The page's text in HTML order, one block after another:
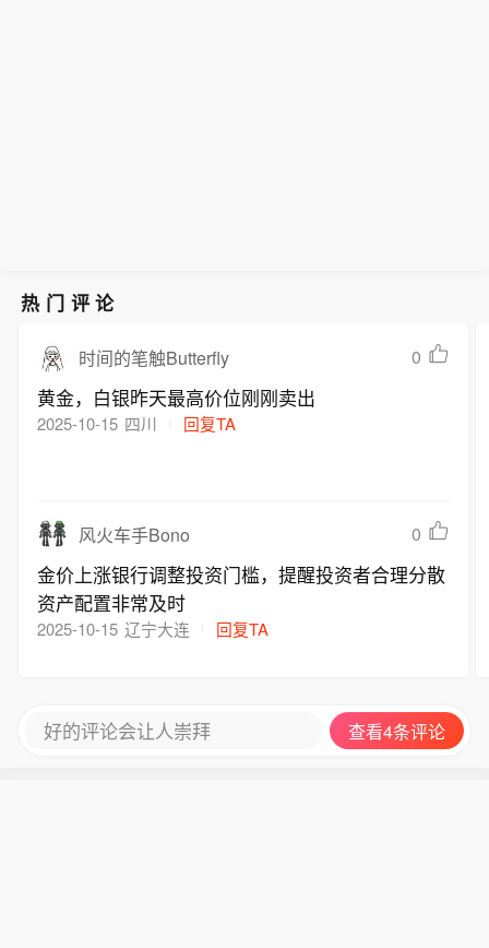
热门评论
时间的笔触Butterfly 0
黄金，白银昨天最高价位刚刚卖出
2025-10-15 四川 回复TA
风火车手Bono 0
金价上涨银行调整投资门槛，提醒投资者合理分散
资产配置非常及时
2025-10-15 辽宁大连 回复TA
好的评论会让人崇拜 查看4条评论